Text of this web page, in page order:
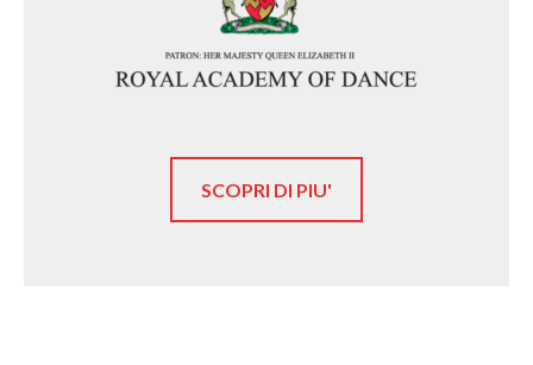
SCOPRI DI PIU'